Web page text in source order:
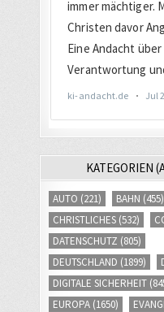
KATEGORIEN
AUTO (221) BAHN (455)
CHRISTLICHES (532)
DATENSCHUTZ (805)
DEUTSCHLAND (1899)
DIGITALE SICHERHEIT
EUROPA (1650)